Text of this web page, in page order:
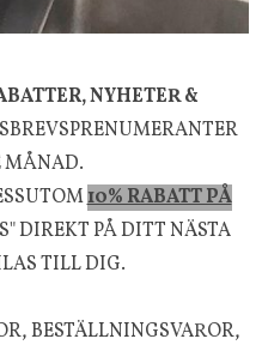
kr
@JBHOME
NYHETER &
MÅNAD.
10% RABATT PÅ
DIREKT PÅ DITT NÄSTA
TILL DIG.
BESTÄLLNINGSVAROR,